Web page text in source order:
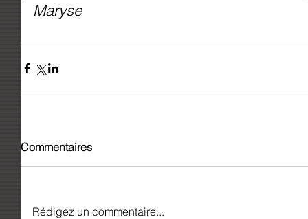
Maryse
Commentaires
Rédigez un commentaire...